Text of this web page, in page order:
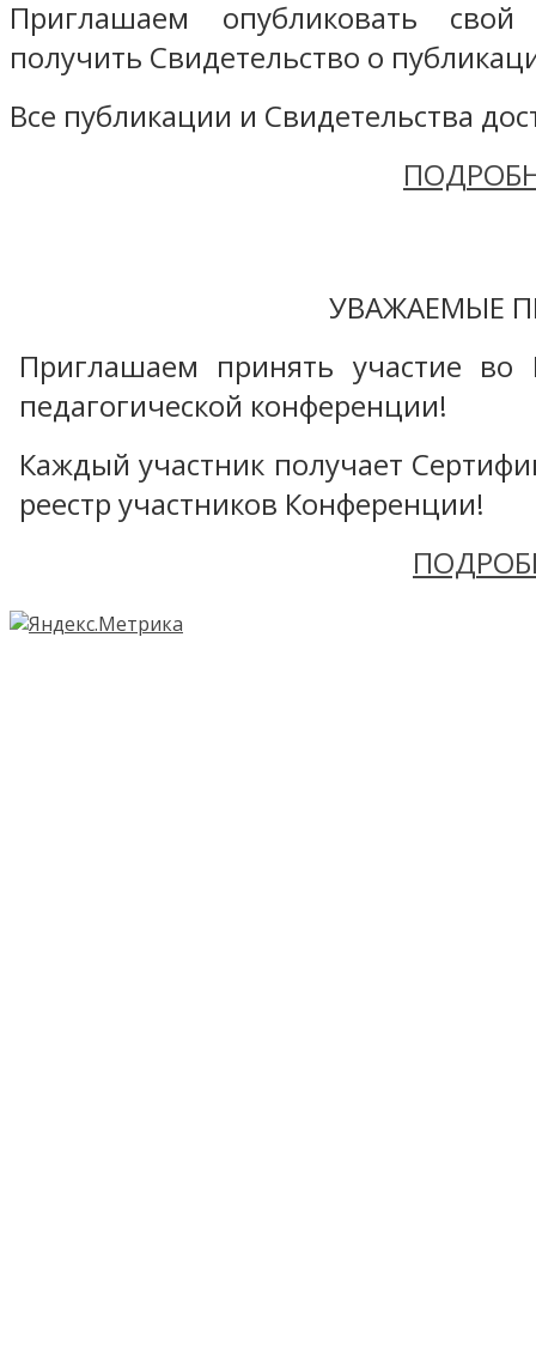
Приглашаем опубликовать
получить Свидетельство о
Все публикации и Свидетельства
УВАЖАЕМЫЕ
Приглашаем принять участие во
педагогической конференции!
Каждый участник получает
реестр участников Конференции!